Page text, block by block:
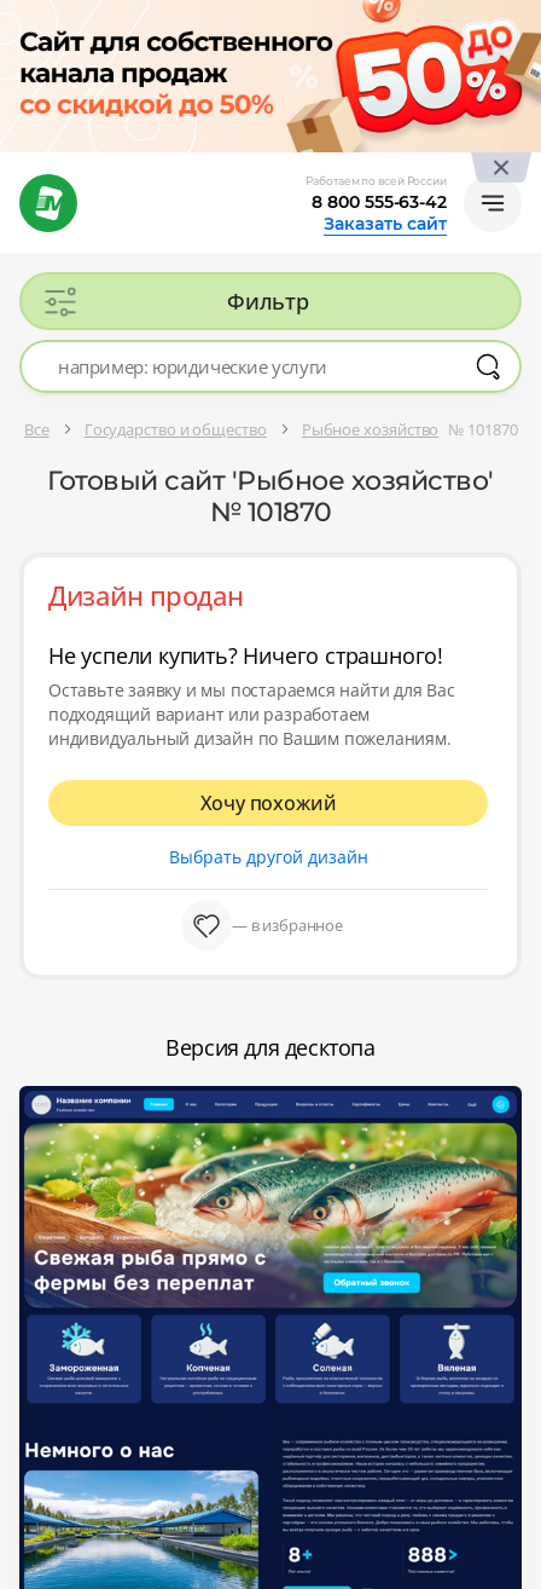
Работаем по всей России
8 800 555-63-42
Заказать сайт
Фильтр
Все Государство и общество Рыбное хозяйство № 101870
Готовый сайт 'Рыбное хозяйство'
№ 101870
Дизайн продан
Не успели купить? Ничего страшного!
Оставьте заявку и мы постараемся найти для Вас
подходящий вариант или разработаем
индивидуальный дизайн по Вашим пожеланиям.
Хочу похожий
Выбрать другой дизайн
— в избранное
Версия для десктопа